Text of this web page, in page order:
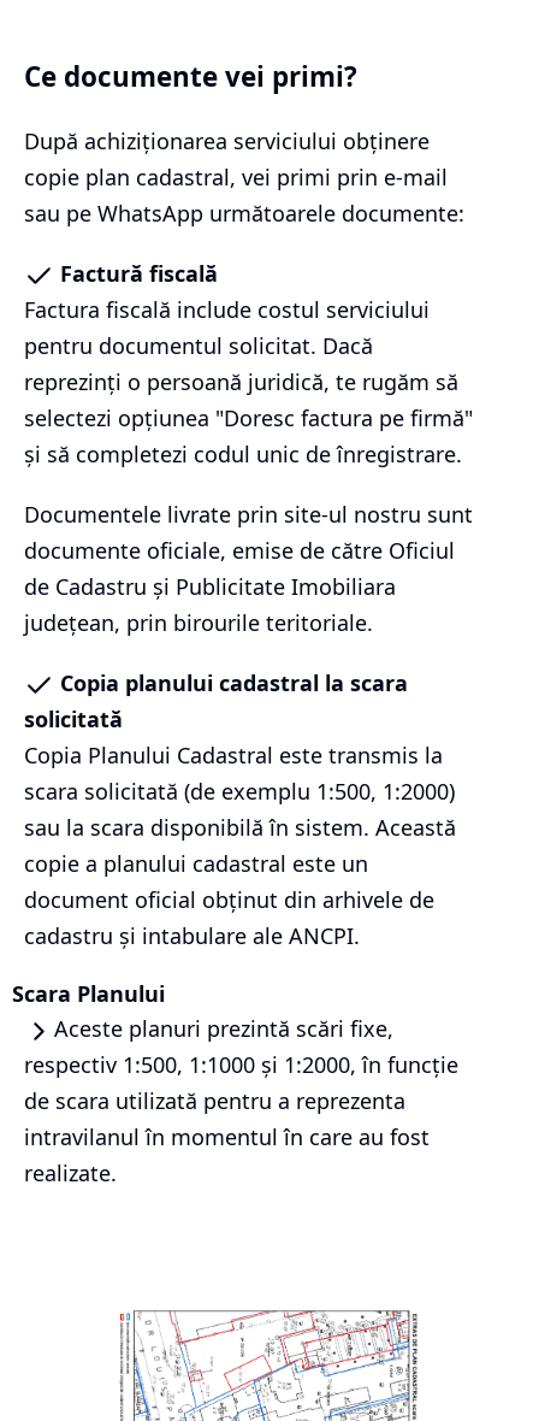
Ce documente vei primi?
După achiziționarea serviciului obținere
copie plan cadastral, vei primi prin e-mail
sau pe WhatsApp următoarele documente:
Factură fiscală
Factura fiscală include costul serviciului
pentru documentul solicitat. Dacă
reprezinți o persoană juridică, te rugăm să
selectezi opțiunea "Doresc factura pe firmă"
și să completezi codul unic de înregistrare.
Documentele livrate prin site-ul nostru sunt
documente oficiale, emise de către Oficiul
de Cadastru și Publicitate Imobiliara
județean, prin birourile teritoriale.
Copia planului cadastral la scara
solicitată
Copia Planului Cadastral este transmis la
scara solicitată (de exemplu 1:500, 1:2000)
sau la scara disponibilă în sistem. Această
copie a planului cadastral este un
document oficial obținut din arhivele de
cadastru și intabulare ale ANCPI.
Scara Planului
Aceste planuri prezintă scări fixe,
respectiv 1:500, 1:1000 și 1:2000, în funcție
de scara utilizată pentru a reprezenta
intravilanul în momentul în care au fost
realizate.